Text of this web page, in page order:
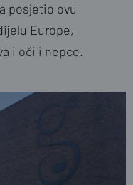
posjetio ovu
Europe,
i oči i nepce.